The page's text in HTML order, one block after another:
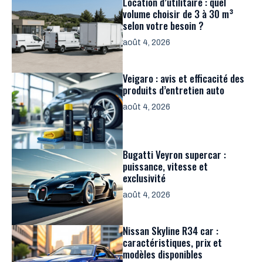
volume choisir de 3 à 30 m³
selon votre besoin ?
août 4, 2026
Veigaro : avis et efficacité des
produits d’entretien auto
août 4, 2026
Bugatti Veyron supercar :
puissance, vitesse et
exclusivité
août 4, 2026
Nissan Skyline R34 car :
caractéristiques, prix et
modèles disponibles